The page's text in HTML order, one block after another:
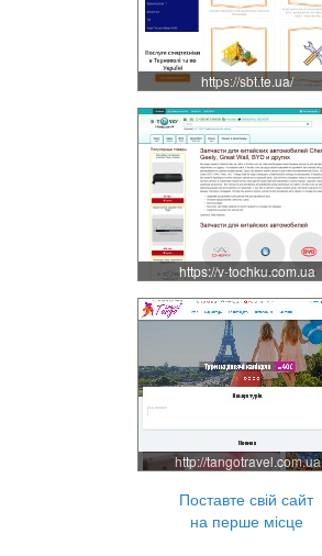
https://sbt.te.ua/
https://v-tochku.com.ua
http://tangotravel.com.ua
Поставте свій сайт
на перше місце